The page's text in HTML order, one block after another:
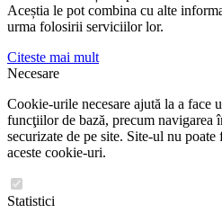
Aceștia le pot combina cu alte
urma folosirii serviciilor lor.
Citeste mai mult
Necesare
Cookie-urile necesare ajută la a face
funcţiilor de bază, precum navigarea
securizate de pe site. Site-ul nu
aceste cookie-uri.
Statistici